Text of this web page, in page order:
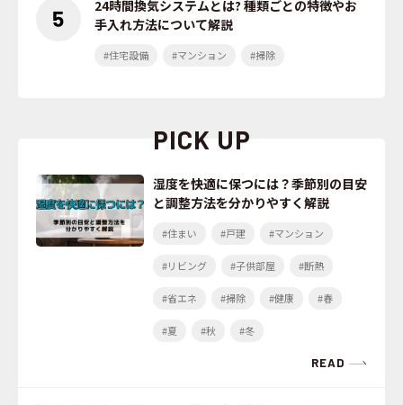
24時間換気システムとは? 種類ごとの特徴やお
手入れ方法について解説
#住宅設備 #マンション #掃除
PICK UP
湿度を快適に保つには？季節別の目安
と調整方法を分かりやすく解説
#住まい #戸建 #マンション
#リビング #子供部屋 #断熱
#省エネ #掃除 #健康 #春
#夏 #秋 #冬
READ